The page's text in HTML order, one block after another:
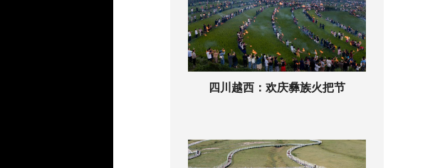
四川越西：欢庆彝族火把节